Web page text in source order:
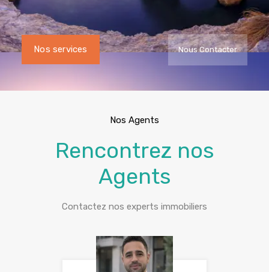
Nos services Nous Contacter
Nos Agents
Rencontrez nos
Agents
Contactez nos experts immobiliers